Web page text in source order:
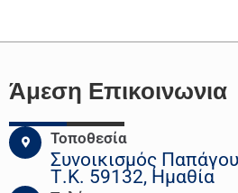
Άμεση Επικοινωνια
Τοποθεσία
Συνοικισμός
Τ.Κ. 59132, Ημαθία